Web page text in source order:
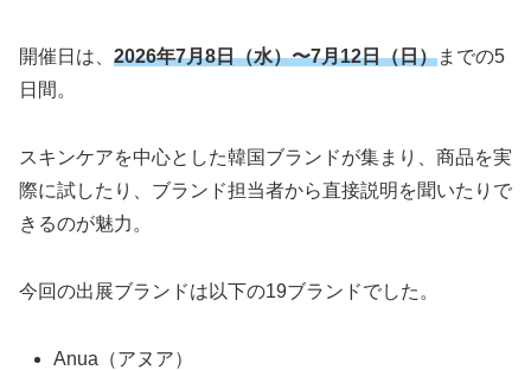
開催日は、 2026年7月8日（水）〜7月12日（日）までの5
日間。
スキンケアを中心とした韓国ブランドが集まり、商品を実
際に試したり、ブランド担当者から直接説明を聞いたりで
きるのが魅力。
今回の出展ブランドは以下の19ブランドでした。
Anua（アヌア）